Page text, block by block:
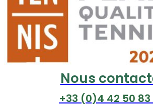
Nous
+33 (0)4 42 50 83